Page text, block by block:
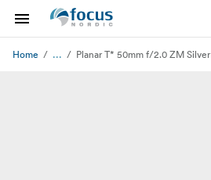
Home ... Planar T* 50mm f/2.0 ZM Silver